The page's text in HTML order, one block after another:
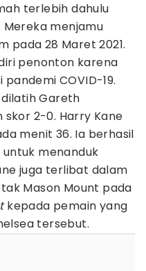
terlebih dahulu
menjamu
pada 28 Maret 2021.
penonton karena
COVID-19.
Gareth
2-0. Harry Kane
menit 36. Ia berhasil
menanduk
juga terlibat dalam
Mason Mount pada
kepada pemain yang
tersebut.